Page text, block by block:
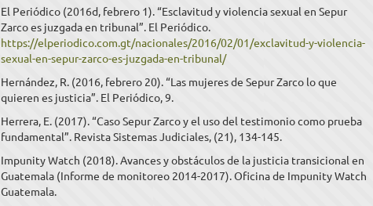
El Periódico (2016d, febrero 1). “Esclavitud y violencia sexual en Sepur
Zarco es juzgada en tribunal”. El Periódico.
https://elperiodico.com.gt/nacionales/2016/02/01/exclavitud-y-violencia-
sexual-en-sepur-zarco-es-juzgada-en-tribunal/
Hernández, R. (2016, febrero 20). “Las mujeres de Sepur Zarco lo que
quieren es justicia”. El Periódico, 9.
Herrera, E. (2017). “Caso Sepur Zarco y el uso del testimonio como prueba
fundamental”. Revista Sistemas Judiciales, (21), 134-145.
Impunity Watch (2018). Avances y obstáculos de la justicia transicional en
Guatemala (Informe de monitoreo 2014-2017). Oficina de Impunity Watch
Guatemala.